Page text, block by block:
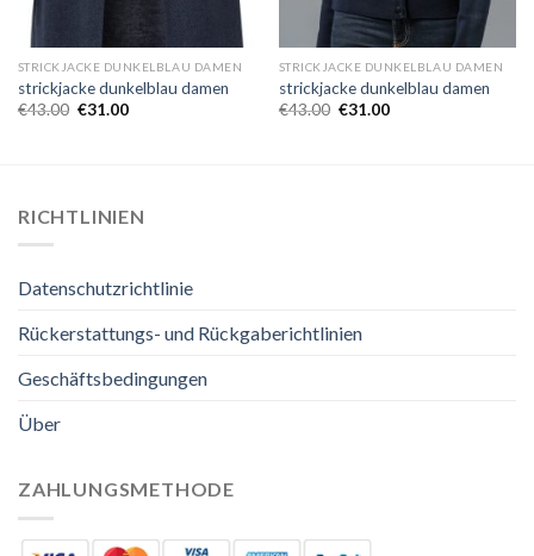
STRICKJACKE DUNKELBLAU DAMEN
strickjacke dunkelblau damen
€43.00 €31.00
STRICKJACKE DUNKELBLAU DAMEN
strickjacke dunkelblau damen
€43.00 €31.00
RICHTLINIEN
Datenschutzrichtlinie
Rückerstattungs- und Rückgaberichtlinien
Geschäftsbedingungen
Über
ZAHLUNGSMETHODE